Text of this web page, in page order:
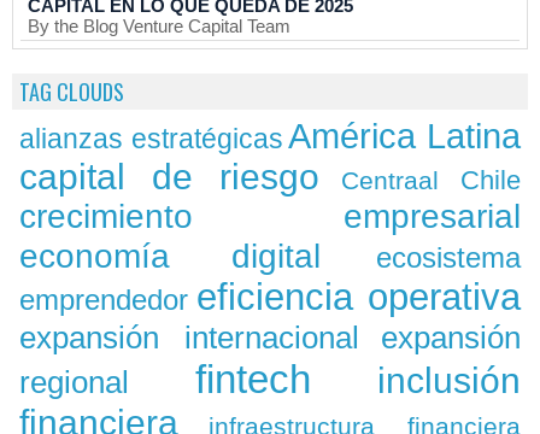
CAPITAL EN LO QUE QUEDA DE 2025
By the Blog Venture Capital Team
TAG CLOUDS
alianzas estratégicas América Latina
capital de riesgo Centraal Chile
crecimiento empresarial
economía digital
ecosistema
emprendedor eficiencia operativa
expansión internacional
expansión
regional
fintech
inclusión
financiera
infraestructura financiera